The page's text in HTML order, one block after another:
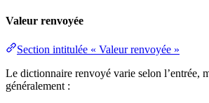
Valeur renvoyée
Section intitulée « Valeur renvoyée »
Le dictionnaire renvoyé varie selon l’entrée,
généralement :